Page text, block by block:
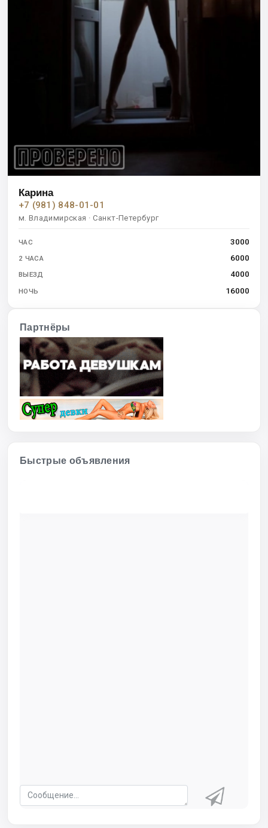
Карина
+7 (981) 848-01-01
м. Владимирская · Санкт-Петербург
ЧАС 3000
2 ЧАСА 6000
ВЫЕЗД 4000
НОЧЬ 16000
Партнёры
Быстрые объявления